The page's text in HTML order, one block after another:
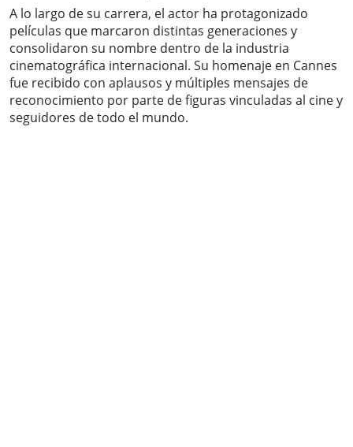
A lo largo de su carrera, el actor ha protagonizado
películas que marcaron distintas generaciones y
consolidaron su nombre dentro de la industria
cinematográfica internacional. Su homenaje en Cannes
fue recibido con aplausos y múltiples mensajes de
reconocimiento por parte de figuras vinculadas al cine y
seguidores de todo el mundo.